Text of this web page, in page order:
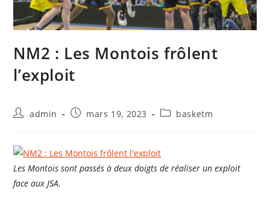
NM2 : Les Montois frôlent
l’exploit
admin mars 19, 2023 basketm
Les Montois sont passés à deux doigts de réaliser un exploit
face aux JSA.